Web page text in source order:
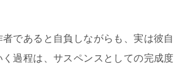
であると自負しながらも、実は彼自
過程は、サスペンスとしての完成度